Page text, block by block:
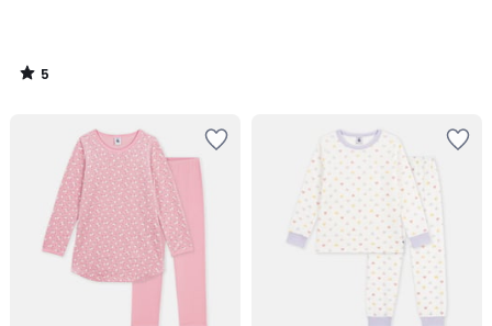
5
/